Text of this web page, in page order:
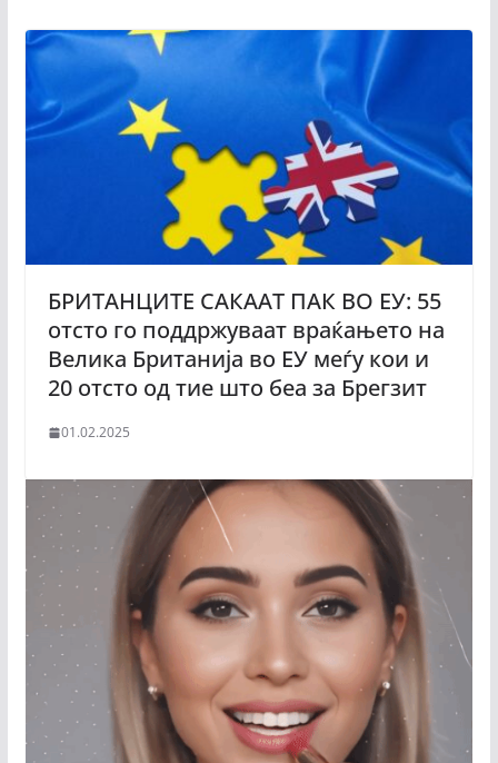
БРИТАНЦИТЕ САКААТ ПАК ВО ЕУ: 55
отсто го поддржуваат враќањето на
Велика Британија во ЕУ меѓу кои и
20 отсто од тие што беа за Брегзит
01.02.2025